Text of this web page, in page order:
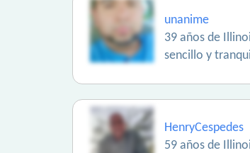
unanime
39 años de
sencillo y
HenryCespedes
59 años de